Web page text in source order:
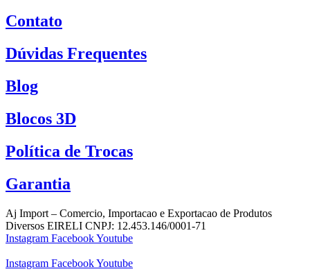
Contato
Dúvidas Frequentes
Blog
Blocos 3D
Política de Trocas
Garantia
Aj Import – Comercio, Importacao e Exportacao de Produtos
Diversos EIRELI CNPJ: 12.453.146/0001-71
Instagram FacebookYoutube
Instagram FacebookYoutube